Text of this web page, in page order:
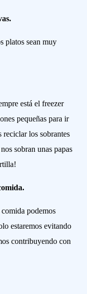
platos sean muy
está el freezer
pequeñas para ir
reciclar los sobrantes
sobran unas papas
podemos
estaremos evitando
contribuyendo con